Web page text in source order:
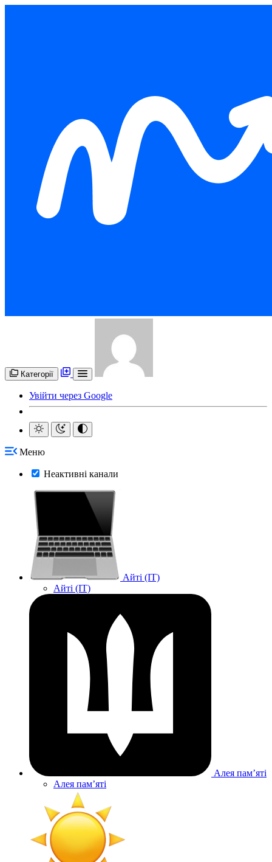
Категорії
Увійти через Google
Меню
Неактивні канали
Айті (IT)
Айті (IT)
Алея памʼяті
Алея памʼяті